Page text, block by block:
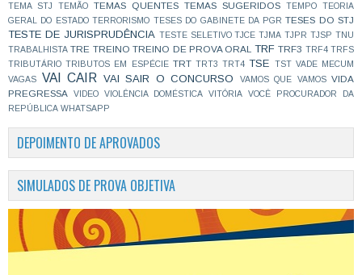
TEMA STJ TEMÃO TEMAS QUENTES TEMAS SUGERIDOS TEMPO
TEORIA
GERAL DO ESTADO TERRORISMO TESES DO GABINETE DA PGR TESES DO STJ
TESTE DE JURISPRUDÊNCIA TESTE SELETIVO TJCE TJMA TJPR TJSP TNU
TRABALHISTA TRE TREINO TREINO DE PROVA ORAL TRF TRF3 TRF4 TRFS
TRIBUTÁRIO TRIBUTOS EM ESPÉCIE TRT TRT3 TRT4 TSE TST VADE MECUM
VAGAS
VAI CAIR VAI SAIR O CONCURSO VAMOS QUE VAMOS VIDA
PREGRESSA
VIDEO VIOLÊNCIA DOMÉSTICA VITÓRIA
VOCÊ PROCURADOR DA
REPÚBLICA WHATSAPP
DEPOIMENTO DE APROVADOS
SIMULADOS DE PROVA OBJETIVA